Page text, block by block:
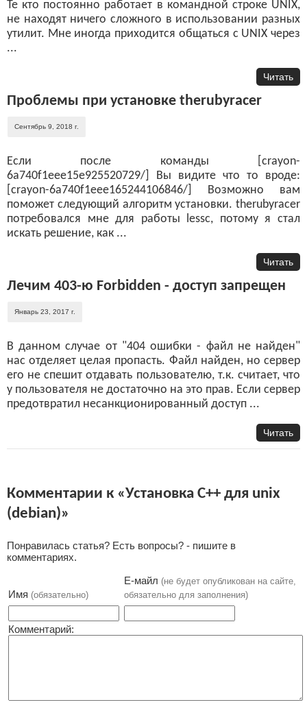
Те кто постоянно работает в командной строке UNIX,
не находят ничего сложного в использовании разных
утилит. Мне иногда приходится общаться с UNIX через
...
Читать
Проблемы при установке therubyracer
Сентябрь 9, 2018 г.
Если после команды [crayon-
6a740f1eee15e925520729/] Вы видите что то вроде:
[crayon-6a740f1eee165244106846/] Возможно вам
поможет следующий алгоритм установки. therubyracer
потребовался мне для работы lessc, потому я стал
искать решение, как ...
Читать
Лечим 403-ю Forbidden - доступ запрещен
Январь 23, 2017 г.
В данном случае от "404 ошибки - файл не найден"
нас отделяет целая пропасть. Файл найден, но сервер
его не спешит отдавать пользователю, т.к. считает, что
у пользователя не достаточно на это прав. Если сервер
предотвратил несанкционированный доступ ...
Читать
Комментарии к «Установка C++ для unix
(debian)»
Понравилась статья? Есть вопросы? - пишите в
комментариях.
Имя (обязательно)
Е-майл (не будет опубликован на сайте,
обязательно для заполнения)
Комментарий: